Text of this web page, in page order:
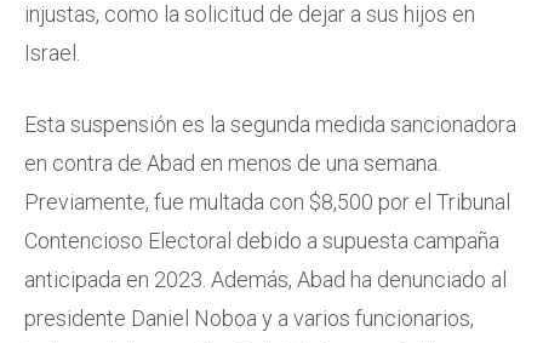
injustas, como la solicitud de dejar a sus hijos en
Israel.
Esta suspensión es la segunda medida sancionadora
en contra de Abad en menos de una semana.
Previamente, fue multada con $8,500 por el Tribunal
Contencioso Electoral debido a supuesta campaña
anticipada en 2023. Además, Abad ha denunciado al
presidente Daniel Noboa y a varios funcionarios,